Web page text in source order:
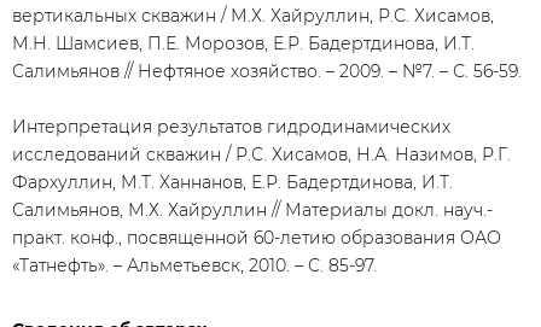
вертикальных скважин / М.Х. Хайруллин, Р.С. Хисамов,
М.Н. Шамсиев, П.Е. Морозов, Е.Р. Бадертдинова, И.Т.
Салимьянов // Нефтяное хозяйство. – 2009. – №7. – С. 56-59.
Интерпретация результатов гидродинамических
исследований скважин / Р.С. Хисамов, Н.А. Назимов, Р.Г.
Фархуллин, М.Т. Ханнанов, Е.Р. Бадертдинова, И.Т.
Салимьянов, М.Х. Хайруллин // Материалы докл. науч.-
практ. конф., посвященной 60-летию образования ОАО
«Татнефть». – Альметьевск, 2010. – С. 85-97.